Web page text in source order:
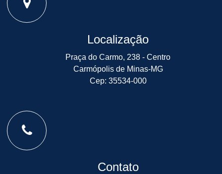
Localização
Praça do Carmo, 238 - Centro
Carmópolis de Minas-MG
Cep: 35534-000
Contato